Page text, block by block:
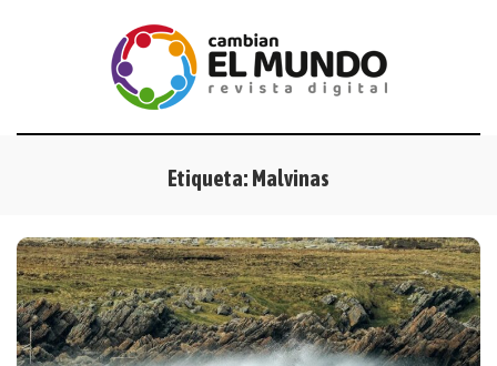
Etiqueta: Malvinas